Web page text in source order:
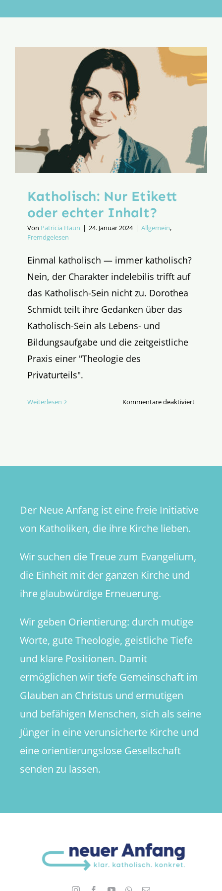
Aktion
Katholisch: Nur Etikett
oder echter Inhalt?
Von Patricia Haun | 24. Januar 2024 | Allgemein,
Fremdgelesen
Einmal katholisch — immer katholisch?
Nein, der Charakter indelebilis trifft auf
das Katholisch-Sein nicht zu. Dorothea
Schmidt teilt ihre Gedanken über das
Katholisch-Sein als Lebens- und
Bildungsaufgabe und die zeitgeistliche
Praxis einer "Theologie des
Privaturteils".
Weiterlesen Kommentare deaktiviertfür
Der Neue Anfang ist eine freie Initiative
von Katholiken, die ihre Kirche lieben.
Wir suchen die Treue zum Evangelium,
die Einheit mit der ganzen Kirche und
ihre glaubwürdige Erneuerung.
Wir geben Orientierung: durch mutige
Worte, gute Theologie, geistliche Tiefe
und klare Positionen. Damit
ermöglichen wir tiefe Gemeinschaft im
Glauben an Christus und ermutigen
und befähigen Menschen, sich als seine
Jünger in eine verunsicherte Kirche und
eine orientierungslose Gesellschaft
senden zu lassen.